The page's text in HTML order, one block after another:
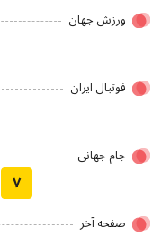
ورزش جهان
فوتبال ایران
جام جهانی
۷
صفحه آخر